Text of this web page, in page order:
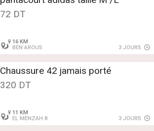
72 DT
16 KM
BEN AROUS
3 JOURS
Chaussure 42 jamais porté
320 DT
11 KM
EL MENZAH 8
3 JOURS